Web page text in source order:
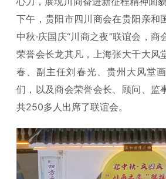
下午，贵阳市四川商会在贵阳亲和
中秋·庆国庆“川商之夜”联谊会，
荣誉会长龙其凡，上海张大千大风
春、副主任刘春光、贵州大风堂
们，以及商会荣誉会长、顾问、监
共250多人出席了联谊会。